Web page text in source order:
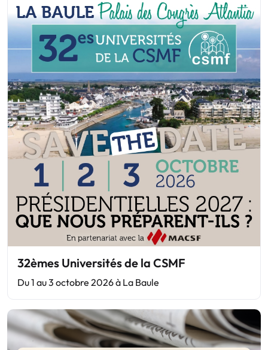
32èmes Universités de la CSMF
Du 1 au 3 octobre 2026 à La Baule